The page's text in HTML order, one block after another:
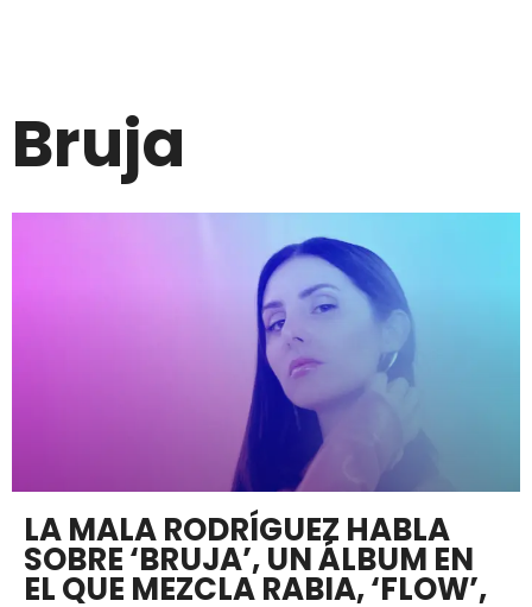
Bruja
LA MALA RODRÍGUEZ HABLA
SOBRE ‘BRUJA’, UN ÁLBUM EN
EL QUE MEZCLA RABIA, ‘FLOW’,